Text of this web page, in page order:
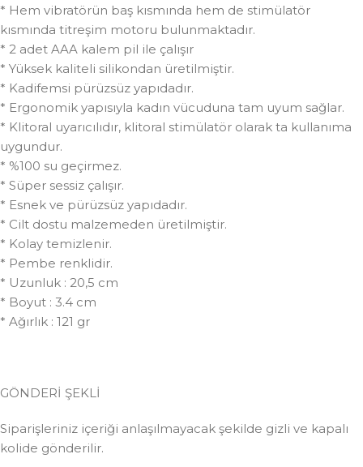
* Hem vibratörün baş kısmında hem de stimülatör
kısmında titreşim motoru bulunmaktadır.
* 2 adet AAA kalem pil ile çalışır
* Yüksek kaliteli silikondan üretilmiştir.
* Kadifemsi pürüzsüz yapıdadır.
* Ergonomik yapısıyla kadın vücuduna tam uyum sağlar.
* Klitoral uyarıcılıdır, klitoral stimülatör olarak ta kullanıma
uygundur.
* %100 su geçirmez.
* Süper sessiz çalışır.
* Esnek ve pürüzsüz yapıdadır.
* Cilt dostu malzemeden üretilmiştir.
* Kolay temizlenir.
* Pembe renklidir.
* Uzunluk : 20,5 cm
* Boyut : 3.4 cm
* Ağırlık : 121 gr
GÖNDERİ ŞEKLİ
Siparişleriniz içeriği anlaşılmayacak şekilde gizli ve kapalı
kolide gönderilir.